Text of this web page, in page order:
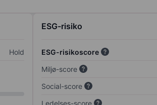
Hold
ESG-risiko
ESG-risikoscore
Miljø-score
Social-score
Ledelses-score